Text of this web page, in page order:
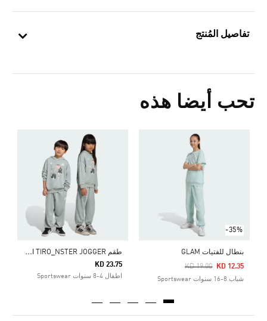
تفاصيل المُنتج
تحب أيضا هذه
-35%
بنطال للفتيات GLAM
KD 19.00 KD 12.35
شباب 8-16 سنوات Sportswear
ط
قم TIRO_NSTER JOGGER الرياضي
KD 23.75
اطفال 4-8 سنوات Sportswear